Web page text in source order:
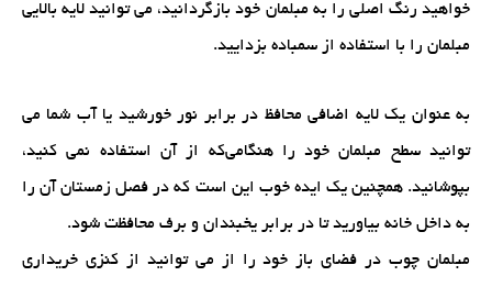
خواهید رنگ اصلی را به مبلمان خود بازگردانید، می توانید لایه بالایی
مبلمان را با استفاده از سمباده بزدایید.
به عنوان یک لایه اضافی محافظ در برابر نور خورشید یا آب شما می
توانید سطح مبلمان خود را هنگامی‌که از آن استفاده نمی کنید،
بپوشانید. همچنین یک ایده خوب این است که در فصل زمستان آن را
به داخل خانه بیاورید تا در برابر یخبندان و برف محافظت شود.
مبلمان چوب در فضای باز خود را از می توانید از کنزی خریداری